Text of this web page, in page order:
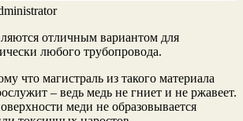
отличным вариантом для
любого трубопровода.
что магистраль из такого материала
– ведь медь не гниет и не ржавеет.
меди не образовывается